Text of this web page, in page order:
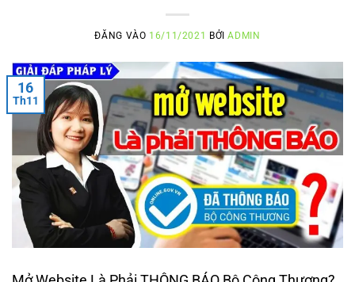
ĐĂNG VÀO 16/11/2021 BỞIADMIN
16
Th11